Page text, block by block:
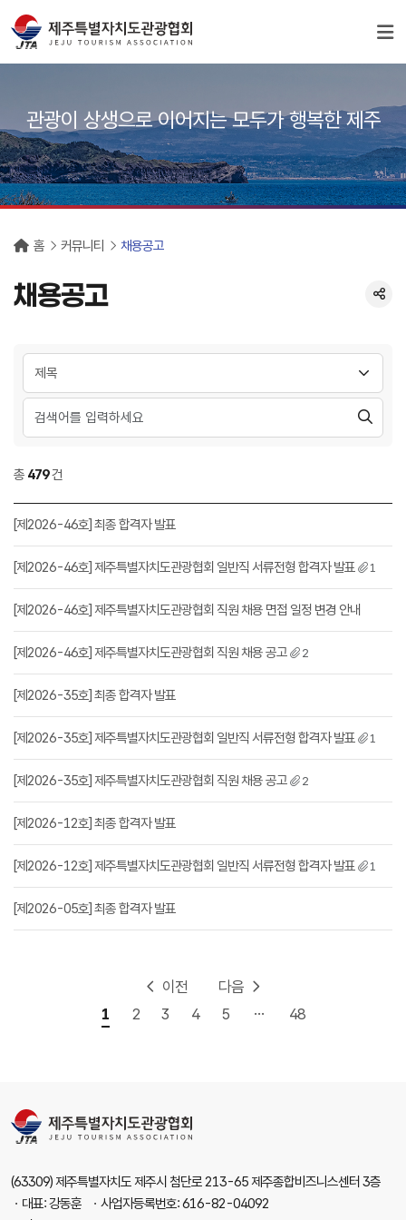
관광이 상생으로 이어지는 모두가 행복한 제주
홈 커뮤니티 채용공고
채용공고
분류 선택
총 479건
[제2026-46호] 최종 합격자 발표
[제2026-46호] 제주특별자치도관광협회 일반직 서류전형 합격자 발표 1
[제2026-46호] 제주특별자치도관광협회 직원 채용 면접 일정 변경 안내
[제2026-46호] 제주특별자치도관광협회 직원 채용 공고 2
[제2026-35호] 최종 합격자 발표
[제2026-35호] 제주특별자치도관광협회 일반직 서류전형 합격자 발표 1
[제2026-35호] 제주특별자치도관광협회 직원 채용 공고 2
[제2026-12호] 최종 합격자 발표
[제2026-12호] 제주특별자치도관광협회 일반직 서류전형 합격자 발표 1
[제2026-05호] 최종 합격자 발표
이전
1
2 3 4 5 ... 48
다음
(63309) 제주특별자치도 제주시 첨단로 213-65 제주종합비즈니스센터 3층
ㆍ대표: 강동훈 ㆍ사업자등록번호: 616-82-04092